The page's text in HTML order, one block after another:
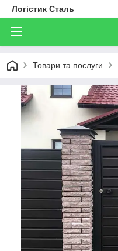
Логістик Сталь
Товари та послуги